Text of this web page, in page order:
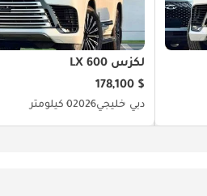
لكزس LX 600
$ 178,100
دبي خليجي20260 كيلومتر